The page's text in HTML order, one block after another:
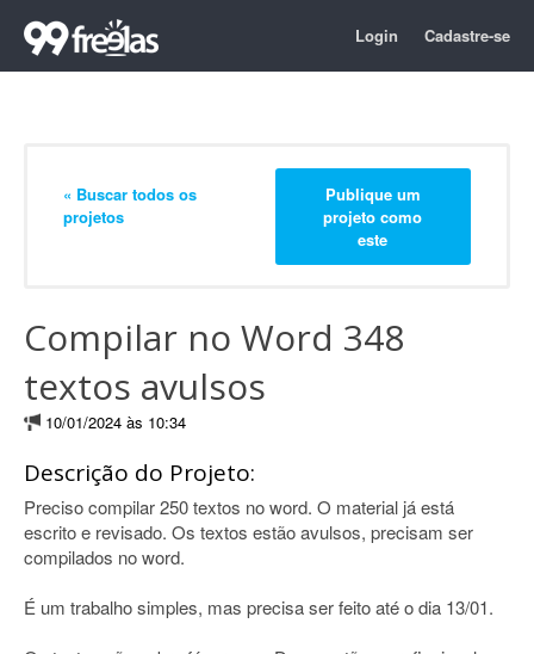
Login Cadastre-se
« Buscar todos os
projetos
Publique um
projeto como
este
Compilar no Word 348
textos avulsos
10/01/2024 às 10:34
Descrição do Projeto:
Preciso compilar 250 textos no word. O material já está
escrito e revisado. Os textos estão avulsos, precisam ser
compilados no word.
É um trabalho simples, mas precisa ser feito até o dia 13/01.